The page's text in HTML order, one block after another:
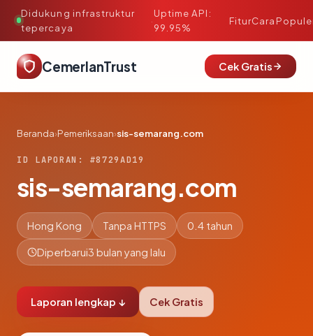
Didukung infrastruktur
tepercaya
·
Uptime API:
99.95%
FiturCara
CemerlanTrust Cek Gratis
Beranda›Pemeriksaan›sis-semarang.com
ID LAPORAN: #8729AD19
sis-semarang.com
Hong Kong Tanpa HTTPS 0.4 tahun
Diperbarui3 bulan yang lalu
Laporan lengkap ↓ Cek Gratis